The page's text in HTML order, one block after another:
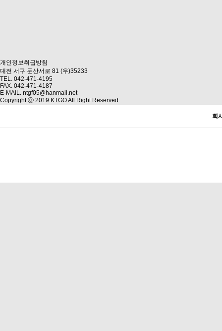
개인정보취급방침
대전 서구 둔산서로 81 (우)35233
TEL. 042-471-4195
FAX. 042-471-4187
E-MAIL. ntgf05@hanmail.net
Copyright ⓒ 2019 KTGO All Right Reserved.
회